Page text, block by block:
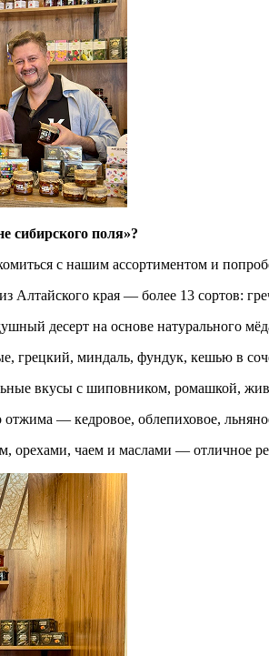
сибирского поля»?
с нашим ассортиментом и
Алтайского края — более 13 сортов:
десерт на основе натурального
грецкий, миндаль, фундук, кешью в
вкусы с шиповником, ромашкой,
отжима — кедровое, облепиховое,
орехами, чаем и маслами — отличное